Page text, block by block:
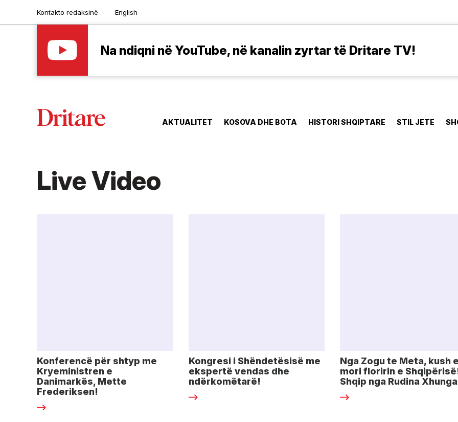
Kontakto redaksinë English
Na ndiqni në YouTube, në kanalin zyrtar të Dritare TV!
AKTUALITET KOSOVA DHE BOTA HISTORI SHQIPTARE STIL JETE
Live Video
Konferencë për shtyp me
Kryeministren e
Danimarkës, Mette
Frederiksen!
Kongresi i Shëndetësisë me
ekspertë vendas dhe
ndërkomëtarë!
Nga Zogu te Meta, kush
mori floririn e
Shqip nga Rudina Xhunga